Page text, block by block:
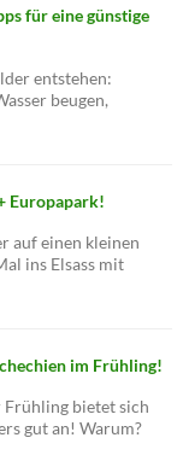
für eine günstige
entstehen:
beugen,
Europapark!
auf einen kleinen
ins Elsass mit
im Frühling!
Frühling bietet sich
gut an! Warum?